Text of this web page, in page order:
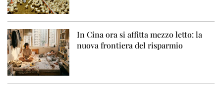
In Cina ora si affitta mezzo letto: la
nuova frontiera del risparmio